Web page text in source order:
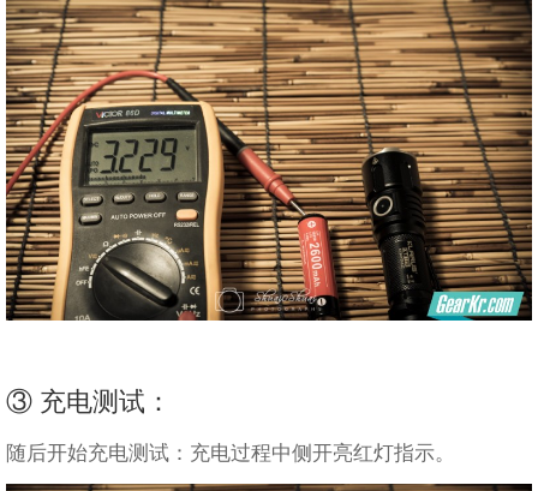
③ 充电测试：
随后开始充电测试：充电过程中侧开亮红灯指示。